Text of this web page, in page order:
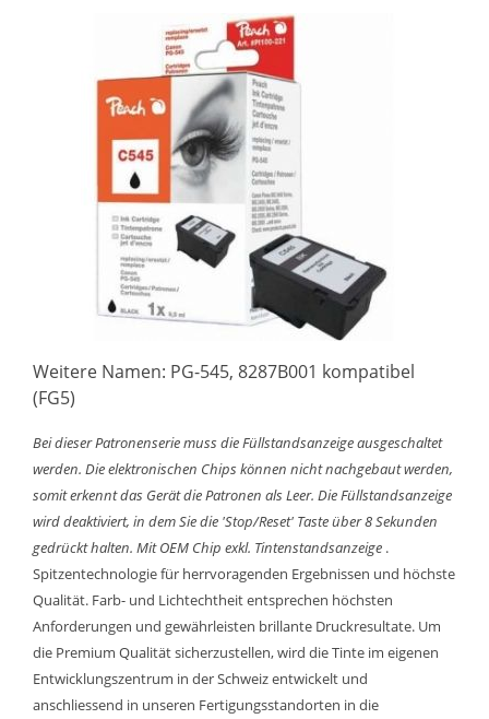
Weitere Namen: PG-545, 8287B001 kompatibel
(FG5)
Bei dieser Patronenserie muss die Füllstandsanzeige ausgeschaltet
werden. Die elektronischen Chips können nicht nachgebaut werden,
somit erkennt das Gerät die Patronen als Leer. Die Füllstandsanzeige
wird deaktiviert, in dem Sie die 'Stop/Reset' Taste über 8 Sekunden
gedrückt halten. Mit OEM Chip exkl. Tintenstandsanzeige .
Spitzentechnologie für herrvoragenden Ergebnissen und höchste
Qualität. Farb- und Lichtechtheit entsprechen höchsten
Anforderungen und gewährleisten brillante Druckresultate. Um
die Premium Qualität sicherzustellen, wird die Tinte im eigenen
Entwicklungszentrum in der Schweiz entwickelt und
anschliessend in unseren Fertigungsstandorten in die